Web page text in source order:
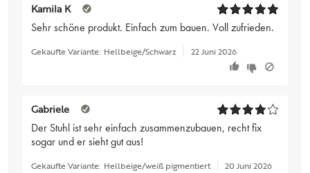
Kamila K
Sehr schöne produkt. Einfach zum bauen. Voll zufrieden.
Gekaufte Variante: Hellbeige/Schwarz 22 Juni 2026
Gabriele
Der Stuhl ist sehr einfach zusammenzubauen, recht fix
sogar und er sieht gut aus!
Gekaufte Variante: Hellbeige/weiß pigmentiert 20 Juni 2026